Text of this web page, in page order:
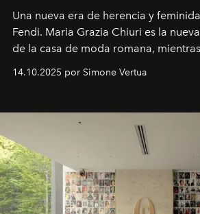
Una nueva era de herencia y
Fendi. Maria Grazia Chiuri es la
de la casa de moda romana,
14.10.2025 por Simone Vertua